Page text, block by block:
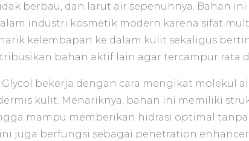
berbau, dan larut air sepenuhnya. Bahan
industri kosmetik modern karena sifat
kelembapan ke dalam kulit sekaligus
bahan aktif lain agar tercampur rata
Glycol bekerja dengan cara mengikat molekul
kulit. Menariknya, bahan ini memiliki
mampu memberikan hidrasi optimal
juga berfungsi sebagai penetration